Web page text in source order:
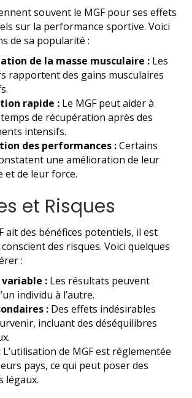
souvent le MGF pour ses effets
sur la performance sportive. Voici
de sa popularité :
de la masse musculaire : Les
rapportent des gains musculaires
rapide : Le MGF peut aider à
de récupération après des
intensifs.
des performances :Certains
une amélioration de leur
et de leur force.
et Risques
ait des bénéfices potentiels, il est
des risques. Voici quelques
:
: Les résultats peuvent
individu à l’autre.
: Des effets indésirables
incluant des déséquilibres
L’utilisation de MGF est réglementée
pays, ce qui peut poser des
légaux.